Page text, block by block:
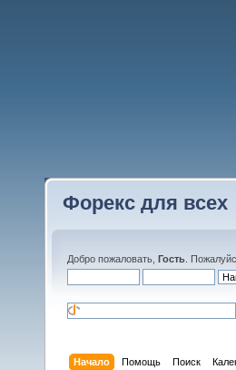
Форекс для всех
Добро пожаловать, Гость .
Начало Помощь Поиск